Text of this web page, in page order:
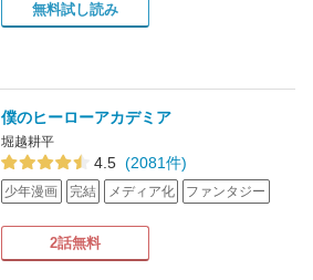
無料試し読み
僕のヒーローアカデミア
堀越耕平
4.5 (2081件)
少年漫画 完結 メディア化 ファンタジー
2話無料